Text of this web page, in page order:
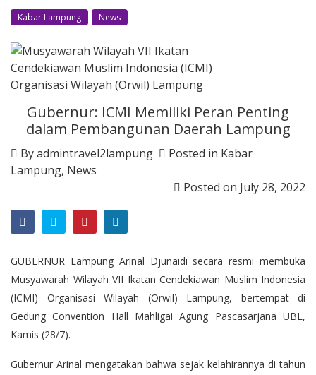
Kabar Lampung News
Gubernur: ICMI Memiliki Peran Penting
dalam Pembangunan Daerah Lampung
Byadmintravel2lampung Posted in Kabar
Lampung, News
Posted on July 28, 2022
GUBERNUR Lampung Arinal Djunaidi secara resmi membuka
Musyawarah Wilayah VII Ikatan Cendekiawan Muslim Indonesia
(ICMI) Organisasi Wilayah (Orwil) Lampung, bertempat di
Gedung Convention Hall Mahligai Agung Pascasarjana UBL,
Kamis (28/7).
Gubernur Arinal mengatakan bahwa sejak kelahirannya di tahun